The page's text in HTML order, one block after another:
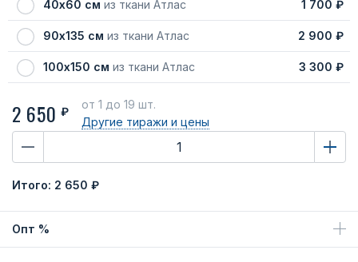
40х60 см из ткани Атлас 1 700 ₽
90х135 см из ткани Атлас 2 900 ₽
100х150 см из ткани Атлас 3 300 ₽
2 650 ₽
от 1 до 19 шт.
Другие тиражи и цены
Итого: 2 650 ₽
Опт %